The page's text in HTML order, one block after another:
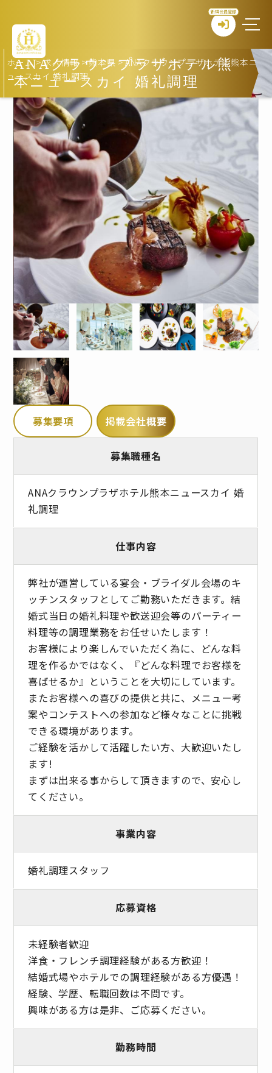
新規会員登録
ANAクラウンプラザホテル熊
本ニュースカイ 婚礼調理
ホーム>求人情報>熊本県 >ANAクラウンプラザホテル熊本ニ
ュースカイ 婚礼調理
募集要項 掲載会社概要
募集職種名
ANAクラウンプラザホテル熊本ニュースカイ 婚
礼調理
仕事内容
弊社が運営している宴会・ブライダル会場のキ
ッチンスタッフとしてご勤務いただきます。結
婚式当日の婚礼料理や歓送迎会等のパーティー
料理等の調理業務をお任せいたします！
お客様により楽しんでいただく為に、どんな料
理を作るかではなく、『どんな料理でお客様を
喜ばせるか』ということを大切にしています。
またお客様への喜びの提供と共に、メニュー考
案やコンテストへの参加など様々なことに挑戦
できる環境があります。
ご経験を活かして活躍したい方、大歓迎いたし
ます!
まずは出来る事からして頂きますので、安心し
てください。
事業内容
婚礼調理スタッフ
応募資格
未経験者歓迎
洋食・フレンチ調理経験がある方歓迎！
結婚式場やホテルでの調理経験がある方優遇！
経験、学歴、転職回数は不問です。
興味がある方は是非、ご応募ください。
勤務時間